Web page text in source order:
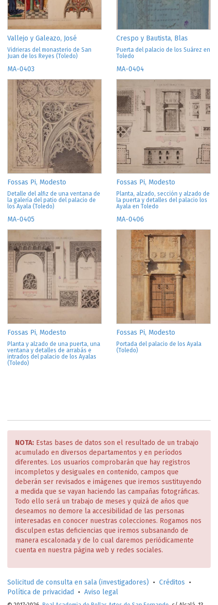
Vallejo y Galeazo, José
Vidrieras del monasterio de San
Juan de los Reyes (Toledo)
Crespo y Bautista, Blas
Puerta del palacio de los Suárez en
Toledo
MA-0403
Fossas Pi, Modesto
Detalle del alfiz de una ventana de
la galería del patio del palacio de
los Ayala (Toledo)
MA-0404
Fossas Pi, Modesto
Planta, alzado, sección y alzado de
la puerta y detalles del palacio los
Ayala en Toledo
MA-0405
Fossas Pi, Modesto
Planta y alzado de una puerta, una
ventana y detalles de arrabás e
intrados del palacio de los Ayalas
(Toledo)
MA-0406
Fossas Pi, Modesto
Portada del palacio de los Ayala
(Toledo)
NOTA: Estas bases de datos son el resultado de un trabajo
acumulado en diversos departamentos y en períodos
diferentes. Los usuarios comprobarán que hay registros
incompletos y desiguales en contenido, campos que
deberán ser revisados e imágenes que iremos sustituyendo
a medida que se vayan haciendo las campañas fotográficas.
Todo ello será un trabajo de meses y quizá de años que
deseamos no demore la accesibilidad de las personas
interesadas en conocer nuestras colecciones. Rogamos nos
disculpen estas deficiencias que iremos subsanando de
manera escalonada y de lo cual daremos periódicamente
cuenta en nuestra página web y redes sociales.
Solicitud de consulta en sala (investigadores) • Créditos •
Política de privacidad
• Aviso legal